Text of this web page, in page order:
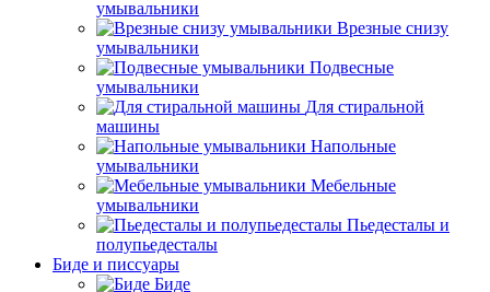
умывальники
Врезные снизу
умывальники
Подвесные
умывальники
Для стиральной
машины
Напольные
умывальники
Мебельные
умывальники
Пьедесталы и
полупьедесталы
Биде и писсуары
Биде